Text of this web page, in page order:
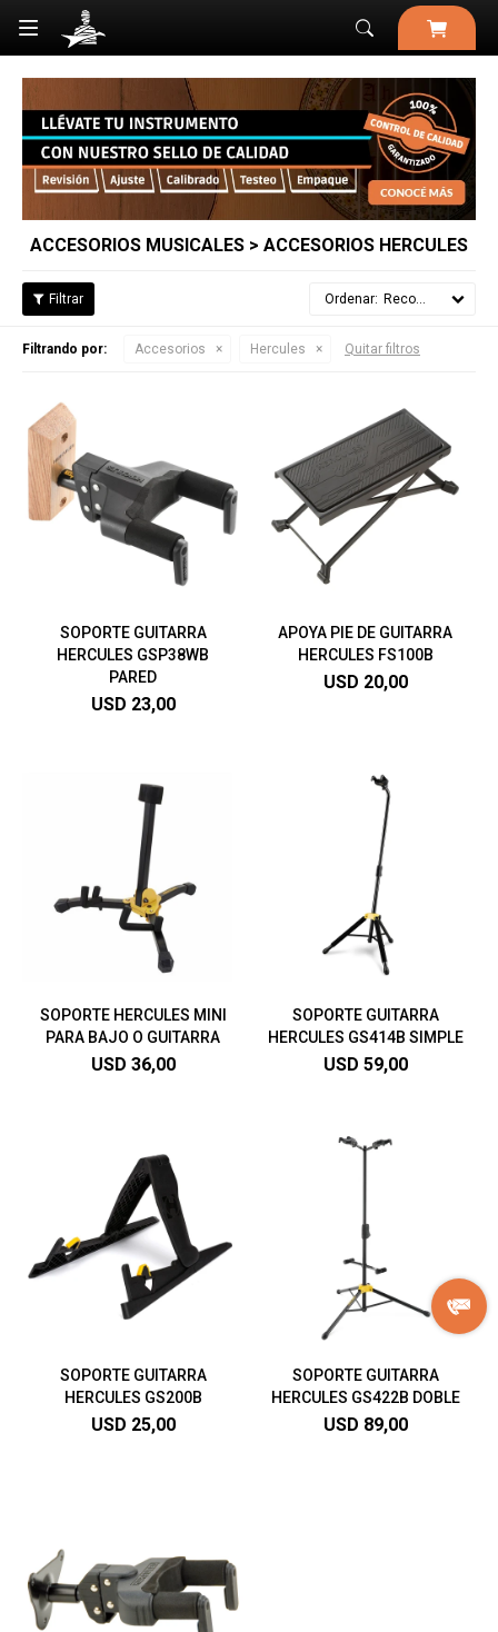

ACCESORIOS MUSICALES > ACCESORIOS HERCULES
Recomendados
Filtrando por: Accesorios Hercules Quitar filtros
SOPORTE GUITARRA
HERCULES GSP38WB
PARED
USD 23,00
APOYA PIE DE GUITARRA
HERCULES FS100B
USD 20,00
SOPORTE HERCULES MINI
PARA BAJO O GUITARRA
USD 36,00
SOPORTE GUITARRA
HERCULES GS414B SIMPLE
USD 59,00
SOPORTE GUITARRA
HERCULES GS200B
USD 25,00
SOPORTE GUITARRA
HERCULES GS422B DOBLE
USD 89,00